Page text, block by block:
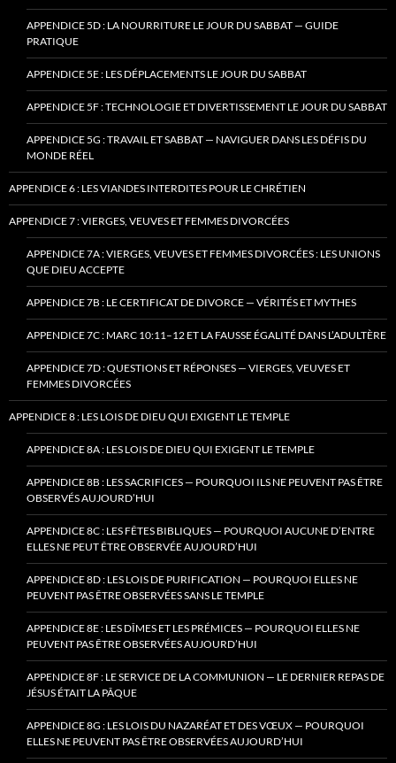
APPENDICE 5D : LA NOURRITURE LE JOUR DU SABBAT — GUIDE
PRATIQUE
APPENDICE 5E : LES DÉPLACEMENTS LE JOUR DU SABBAT
APPENDICE 5F : TECHNOLOGIE ET DIVERTISSEMENT LE JOUR DU SABBAT
APPENDICE 5G : TRAVAIL ET SABBAT — NAVIGUER DANS LES DÉFIS DU
MONDE RÉEL
APPENDICE 6 : LES VIANDES INTERDITES POUR LE CHRÉTIEN
APPENDICE 7 : VIERGES, VEUVES ET FEMMES DIVORCÉES
APPENDICE 7A : VIERGES, VEUVES ET FEMMES DIVORCÉES : LES UNIONS
QUE DIEU ACCEPTE
APPENDICE 7B : LE CERTIFICAT DE DIVORCE — VÉRITÉS ET MYTHES
APPENDICE 7C : MARC 10:11–12 ET LA FAUSSE ÉGALITÉ DANS L’ADULTÈRE
APPENDICE 7D : QUESTIONS ET RÉPONSES — VIERGES, VEUVES ET
FEMMES DIVORCÉES
APPENDICE 8 : LES LOIS DE DIEU QUI EXIGENT LE TEMPLE
APPENDICE 8A : LES LOIS DE DIEU QUI EXIGENT LE TEMPLE
APPENDICE 8B : LES SACRIFICES — POURQUOI ILS NE PEUVENT PAS ÊTRE
OBSERVÉS AUJOURD’HUI
APPENDICE 8C : LES FÊTES BIBLIQUES — POURQUOI AUCUNE D’ENTRE
ELLES NE PEUT ÊTRE OBSERVÉE AUJOURD’HUI
APPENDICE 8D : LES LOIS DE PURIFICATION — POURQUOI ELLES NE
PEUVENT PAS ÊTRE OBSERVÉES SANS LE TEMPLE
APPENDICE 8E : LES DÎMES ET LES PRÉMICES — POURQUOI ELLES NE
PEUVENT PAS ÊTRE OBSERVÉES AUJOURD’HUI
APPENDICE 8F : LE SERVICE DE LA COMMUNION — LE DERNIER REPAS DE
JÉSUS ÉTAIT LA PÂQUE
APPENDICE 8G : LES LOIS DU NAZARÉAT ET DES VŒUX — POURQUOI
ELLES NE PEUVENT PAS ÊTRE OBSERVÉES AUJOURD’HUI